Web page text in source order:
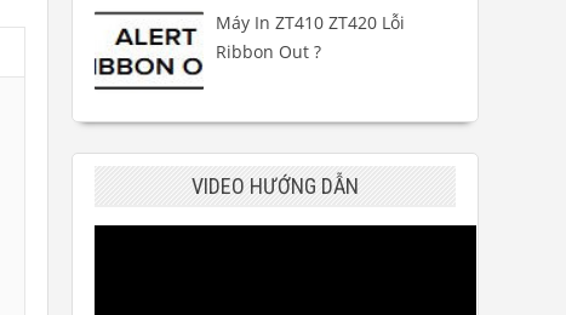
Máy In ZT410 ZT420 Lỗi
Ribbon Out ?
VIDEO HƯỚNG DẪN